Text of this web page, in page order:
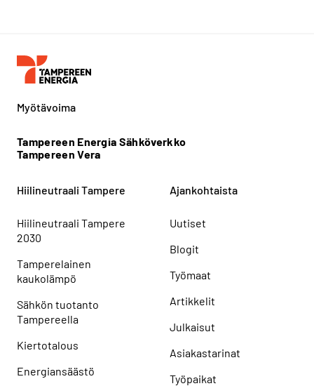
Myötävoima
Tampereen Energia Sähköverkko
Tampereen Vera
Hiilineutraali Tampere
Hiilineutraali Tampere
2030
Tamperelainen
kaukolämpö
Sähkön tuotanto
Tampereella
Kiertotalous
Energiansäästö
Ajankohtaista
Uutiset
Blogit
Työmaat
Artikkelit
Julkaisut
Asiakastarinat
Työpaikat